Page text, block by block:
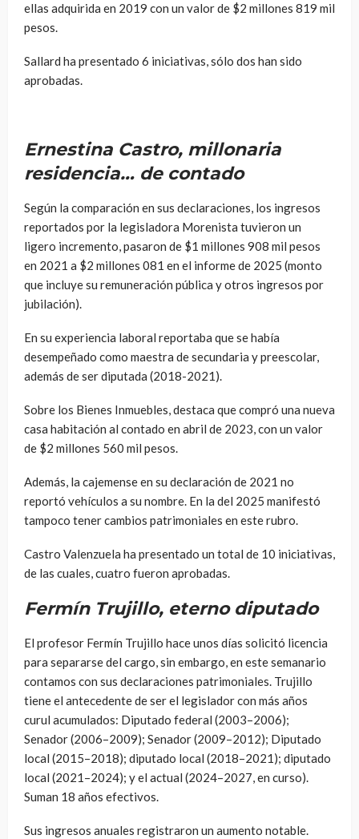
ellas adquirida en 2019 con un valor de $2 millones 819 mil
pesos.
Sallard ha presentado 6 iniciativas, sólo dos han sido
aprobadas.
Ernestina Castro, millonaria
residencia… de contado
Según la comparación en sus declaraciones, los ingresos
reportados por la legisladora Morenista tuvieron un
ligero incremento, pasaron de $1 millones 908 mil pesos
en 2021 a $2 millones 081 en el informe de 2025 (monto
que incluye su remuneración pública y otros ingresos por
jubilación).
En su experiencia laboral reportaba que se había
desempeñado como maestra de secundaria y preescolar,
además de ser diputada (2018-2021).
Sobre los Bienes Inmuebles, destaca que compró una nueva
casa habitación al contado en abril de 2023, con un valor
de $2 millones 560 mil pesos.
Además, la cajemense en su declaración de 2021 no
reportó vehículos a su nombre. En la del 2025 manifestó
tampoco tener cambios patrimoniales en este rubro.
Castro Valenzuela ha presentado un total de 10 iniciativas,
de las cuales, cuatro fueron aprobadas.
Fermín Trujillo, eterno diputado
El profesor Fermín Trujillo hace unos días solicitó licencia
para separarse del cargo, sin embargo, en este semanario
contamos con sus declaraciones patrimoniales. Trujillo
tiene el antecedente de ser el legislador con más años
curul acumulados: Diputado federal (2003–2006);
Senador (2006–2009); Senador (2009–2012); Diputado
local (2015–2018); diputado local (2018–2021); diputado
local (2021–2024); y el actual (2024–2027, en curso).
Suman 18 años efectivos.
Sus ingresos anuales registraron un aumento notable.